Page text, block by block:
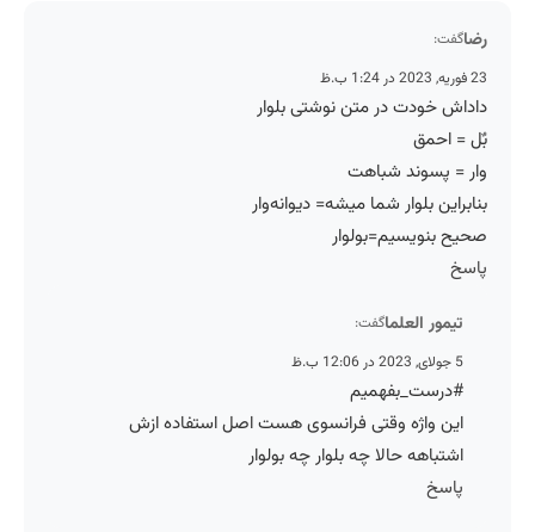
رضاگفت:
23 فوریه, 2023 در 1:24 ب.ظ
داداش خودت در متن نوشتی بلوار
بٌل = احمق
وار = پسوند شباهت
بنابراین بلوار شما میشه= دیوانه‌وار
صحیح بنویسیم=بولوار
پاسخ
تیمور العلماگفت:
5 جولای, 2023 در 12:06 ب.ظ
#درست_بفهمیم
این واژه وقتی فرانسوی هست اصل استفاده ازش
اشتباهه حالا چه بلوار چه بولوار
پاسخ